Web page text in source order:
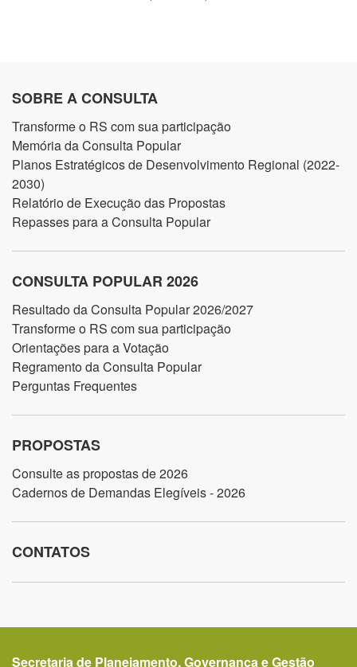
SOBRE A CONSULTA
Transforme o RS com sua participação
Memória da Consulta Popular
Planos Estratégicos de Desenvolvimento Regional (2022-
2030)
Relatório de Execução das Propostas
Repasses para a Consulta Popular
CONSULTA POPULAR 2026
Resultado da Consulta Popular 2026/2027
Transforme o RS com sua participação
Orientações para a Votação
Regramento da Consulta Popular
Perguntas Frequentes
PROPOSTAS
Consulte as propostas de 2026
Cadernos de Demandas Elegíveis - 2026
CONTATOS
Secretaria de Planejamento, Governança e Gestão